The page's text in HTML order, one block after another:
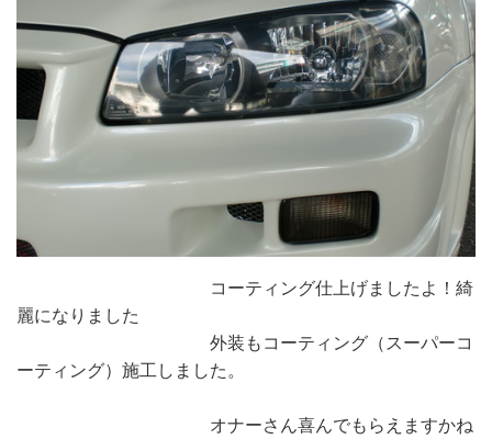
コーティング仕上げましたよ！綺
麗になりました
外装もコーティング（スーパーコ
ーティング）施工しました。
オナーさん喜んでもらえますかね